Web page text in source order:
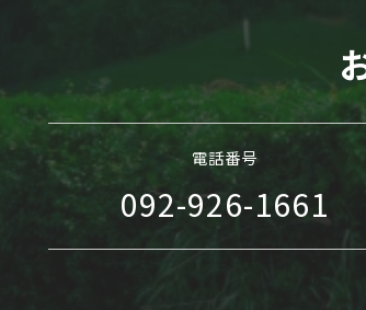
電話番号
092-926-1661